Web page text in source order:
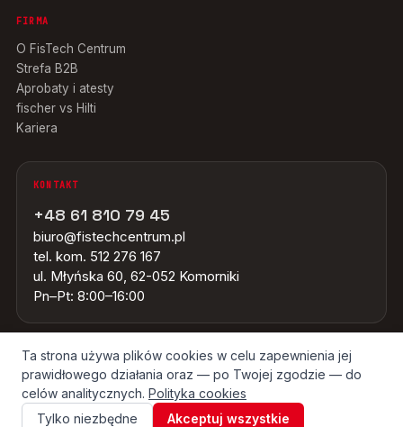
FIRMA
O FisTech Centrum
Strefa B2B
Aprobaty i atesty
fischer vs Hilti
Kariera
KONTAKT
+48 61 810 79 45
biuro@fistechcentrum.pl
tel. kom. 512 276 167
ul. Młyńska 60, 62-052 Komorniki
Pn–Pt: 8:00–16:00
© 2026 FISTECH CENTRUM · WSZYSTKIE ZNAKI TOWAROWE NALEŻĄ DO
ICH WŁAŚCICIELI · ŹRÓDŁO OBRAZÓW: GRUPA FISCHER
REGULAMIN POLITYKA PRYWATNOŚCICOOKIES
Ta strona używa plików cookies w celu zapewnienia jej
prawidłowego działania oraz — po Twojej zgodzie — do
celów analitycznych. Polityka cookies
Tylko niezbędne
Akceptuj wszystkie